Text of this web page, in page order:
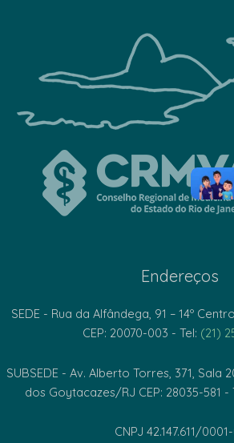
Endereços
SEDE - Rua da Alfândega, 91 – 14º
CEP: 20070-003 - Tel: (21)
SUBSEDE - Av. Alberto Torres, 371, Sala
dos Goytacazes/RJ CEP: 28035-581 -
CNPJ 42.147.611/